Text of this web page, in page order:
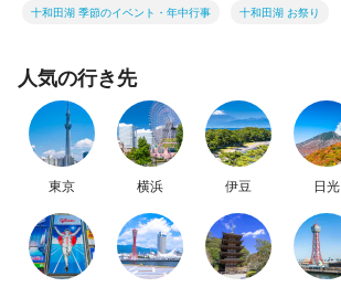
十和田湖 季節のイベント・年中行事 十和田湖 お祭り
人気の行き先
東京 横浜 伊豆 日光